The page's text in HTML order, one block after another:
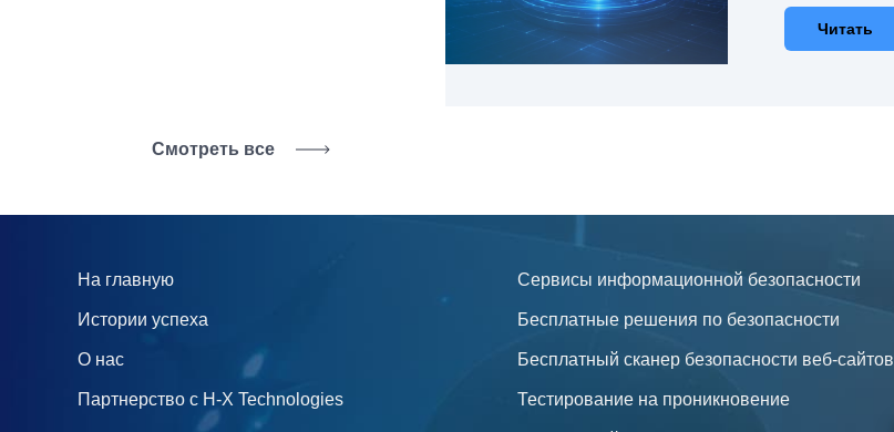
Читать
Смотреть все
На главную
Истории успеха
О нас
Партнерство с H‑X Technologies
Сервисы информационной безопасности
Бесплатные решения по безопасности
Бесплатный сканер безопасности веб-сайтов
Тестирование на проникновение